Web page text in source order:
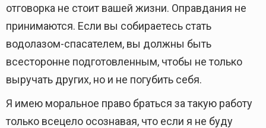
отговорка не стоит вашей жизни. Оправдания не
принимаются. Если вы собираетесь стать
водолазом-спасателем, вы должны быть
всесторонне подготовленным, чтобы не только
выручать других, но и не погубить себя.
Я имею моральное право браться за такую работу
только всецело осознавая, что если я не буду